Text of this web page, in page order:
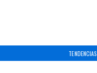
TENDENCIAS